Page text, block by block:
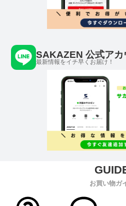
SAKAZEN 公式アカ
最新情報をイチ早くお届け！
お買い物ガ